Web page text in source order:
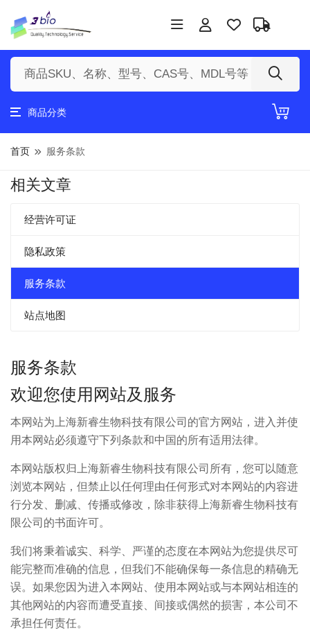
商品分类
首页 服务条款
相关文章
经营许可证
隐私政策
服务条款
站点地图
服务条款
欢迎您使用网站及服务
本网站为上海新睿生物科技有限公司的官方网站，进入并使
用本网站必须遵守下列条款和中国的所有适用法律。
本网站版权归上海新睿生物科技有限公司所有，您可以随意
浏览本网站，但禁止以任何理由任何形式对本网站的内容进
行分发、删减、传播或修改，除非获得上海新睿生物科技有
限公司的书面许可。
我们将秉着诚实、科学、严谨的态度在本网站为您提供尽可
能完整而准确的信息，但我们不能确保每一条信息的精确无
误。如果您因为进入本网站、使用本网站或与本网站相连的
其他网站的内容而遭受直接、间接或偶然的损害，本公司不
承担任何责任。